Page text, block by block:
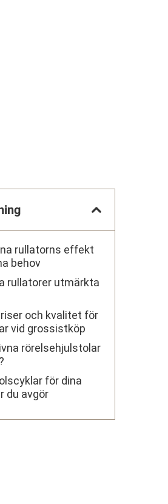
rullatorns effekt
behov
rullatorer utmärkta
och kvalitet för
vid grossistköp
rörelsehjulstolar
för dina
du avgör